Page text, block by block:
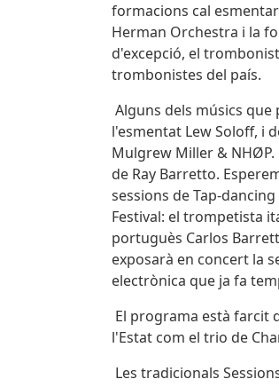
formacions cal
Herman Orchestra i la
d'excepció, el
trombonistes del país.
Alguns dels músics que
l'esmentat Lew Soloff, i
Mulgrew Miller & NHØP.
de Ray Barretto.
sessions de Tap-
Festival: el trompetista
portuguès Carlos
exposarà en concert la
electrònica que ja fa
El programa està farcit
l'Estat com el trio de
Les tradicionals